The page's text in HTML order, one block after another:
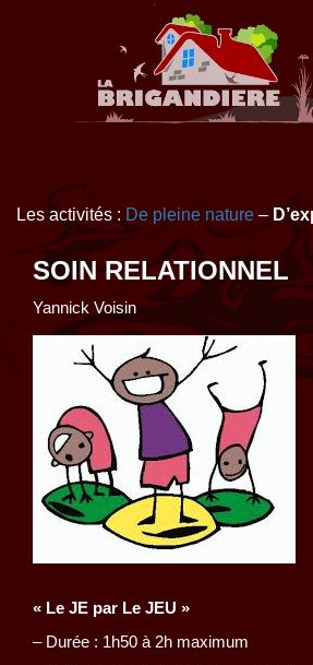
Les activités : De pleine nature –
SOIN RELATIONNEL
Yannick Voisin
« Le JE par Le JEU »
– Durée : 1h50 à 2h maximum